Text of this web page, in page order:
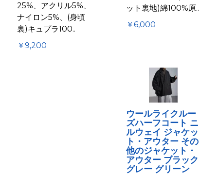
25%、アクリル5%、
ナイロン5%、(身頃
裏)キュプラ100..
￥9,200
ット裏地)綿100%原..
￥6,000
ウールライクルー
ズハーフコート ニ
ルウェイ ジャケッ
ト・アウター その
他のジャケット・
アウター ブラック
グレー グリーン